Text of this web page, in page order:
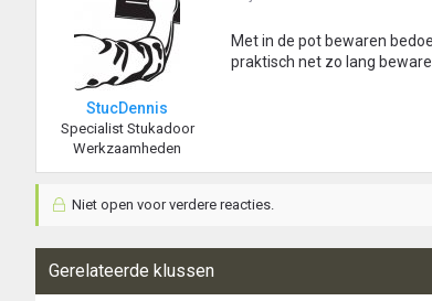
StucDennis
Specialist Stukadoor
Werkzaamheden
Met in de pot bewaren
praktisch net zo lang
Niet open voor verdere reacties.
Gerelateerde klussen